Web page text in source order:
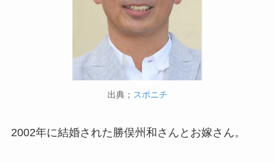
出典； スポニチ
2002年に結婚された勝俣州和さんとお嫁さん。